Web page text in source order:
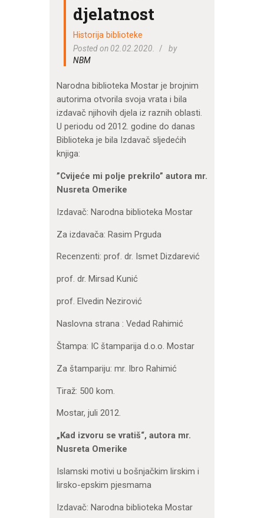
djelatnost
Historija biblioteke
Posted on 02.02.2020.
by
NBM
Narodna biblioteka Mostar je brojnim
autorima otvorila svoja vrata i bila
izdavač njihovih djela iz raznih oblasti.
U periodu od 2012. godine do danas
Biblioteka je bila Izdavač sljedećih
knjiga:
”Cvijeće mi polje prekrilo” autora mr.
Nusreta Omerike
Izdavač: Narodna biblioteka Mostar
Za izdavača: Rasim Prguda
Recenzenti: prof. dr. Ismet Dizdarević
prof. dr. Mirsad Kunić
prof. Elvedin Nezirović
Naslovna strana : Vedad Rahimić
Štampa: IC štamparija d.o.o. Mostar
Za štampariju: mr. Ibro Rahimić
Tiraž: 500 kom.
Mostar, juli 2012.
„Kad izvoru se vratiš“, autora mr.
Nusreta Omerike
Islamski motivi u bošnjačkim lirskim i
lirsko-epskim pjesmama
Izdavač: Narodna biblioteka Mostar